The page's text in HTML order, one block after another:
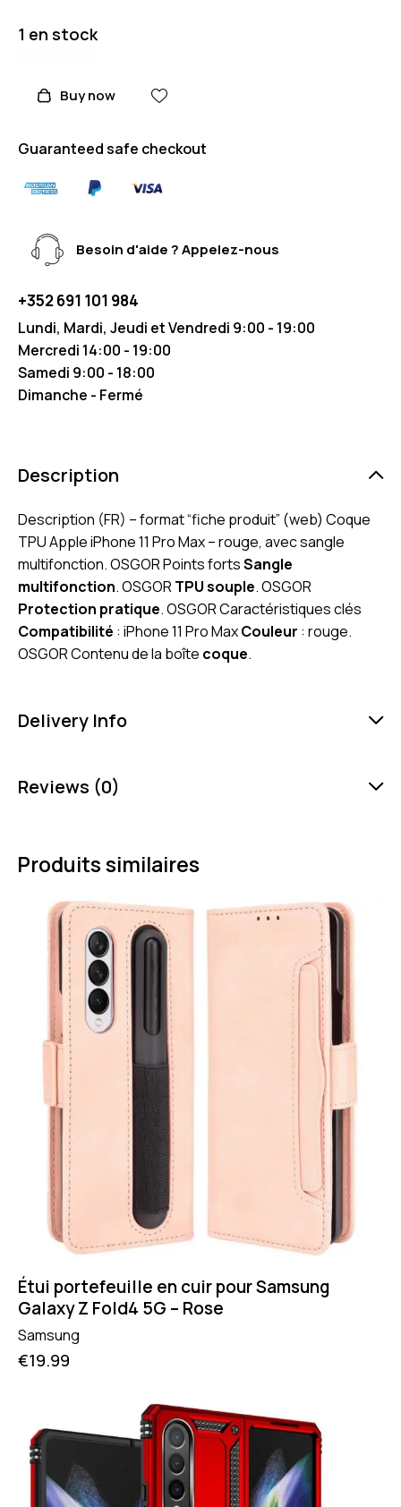
1 en stock
Buy now
Guaranteed safe checkout
Besoin d'aide ? Appelez-nous
+352 691 101 984
Lundi, Mardi, Jeudi et Vendredi 9:00 - 19:00
Mercredi 14:00 - 19:00
Samedi 9:00 - 18:00
Dimanche - Fermé
Description
Description (FR) – format “fiche produit” (web) Coque
TPU Apple iPhone 11 Pro Max – rouge, avec sangle
multifonction. OSGOR Points fortsSangle
multifonction. OSGORTPU souple. OSGOR
Protection pratique. OSGOR Caractéristiques clés
Compatibilité : iPhone 11 Pro MaxCouleur : rouge.
OSGOR Contenu de la boîte coque.
Delivery Info
Reviews (0)
Produits similaires
Étui portefeuille en cuir pour Samsung
Galaxy Z Fold4 5G – Rose
Samsung
€19.99